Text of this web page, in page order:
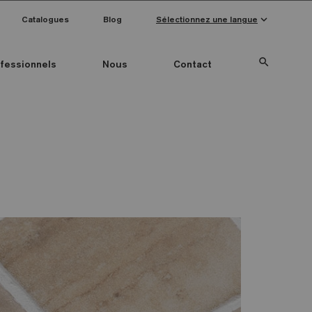
Nous Contact search
Catalogues Blog Sélectionnez une langue keyboard_arrow_down